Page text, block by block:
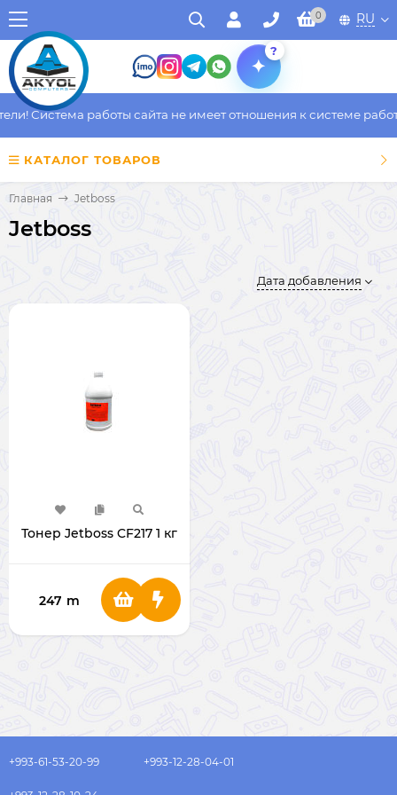
0 RU
?
Система работы сайта не имеет отношения к системе
КАТАЛОГ ТОВАРОВ
Главная Jetboss
Jetboss
Дата добавления
Тонер Jetboss CF217 1 кг
247 m
+993-61-53-20-99 +993-12-28-04-01